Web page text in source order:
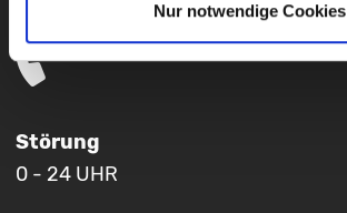
Nur notwendige Cookies
Störung
0 - 24 UHR